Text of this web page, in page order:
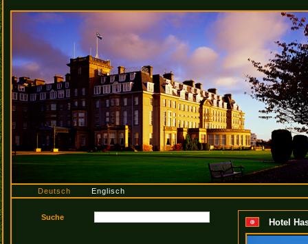
Deutsch Englisch
Hotel